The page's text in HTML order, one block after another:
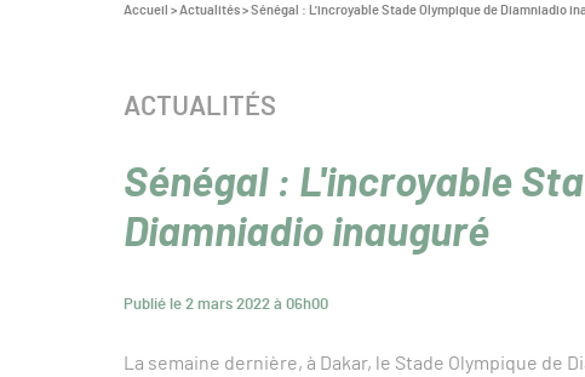
Vous
Accueil >Actualités>Sénégal : L'incroyable Stade Olympique de Diamniadio
Sénégal : L'incroyable
Diamniadio inauguré
Publié le 2 mars 2022 à 06h00
CATÉGORIE :
ACTUALITÉS
La semaine dernière, à Dakar, le Stade Olympique